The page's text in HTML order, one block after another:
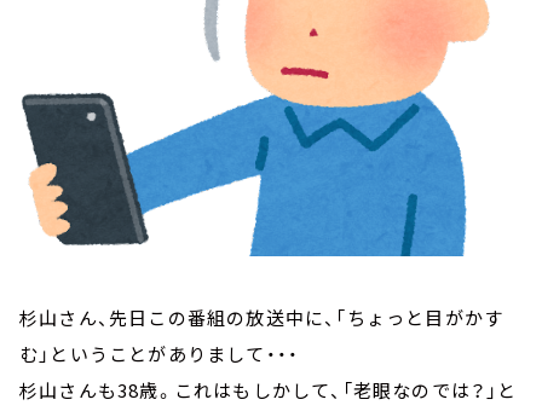
杉山さん、先日この番組の放送中に、「ちょっと目がかす
む」ということがありまして・・・
杉山さんも38歳。これはもしかして、「老眼なのでは？」と